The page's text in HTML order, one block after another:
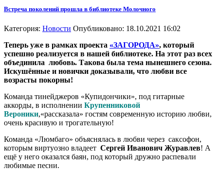
Встреча поколений прошла в библиотеке Молочного
Категория: Новости Опубликовано: 18.10.2021 16:02
Теперь уже в рамках проекта «ЗАГОРОДА», который
успешно реализуется в нашей библиотеке. На этот раз всех
объединила любовь. Такова была тема нынешнего сезона.
Искушённые и новички доказывали, что любви все
возрасты покорны!
Команда тинейджеров «Купидончики», под гитарные
аккорды, в исполнении Крупенниковой
Вероники,«рассказала» гостям современную историю любви,
очень красивую и трогательную!
Команда «Люмбаго» объяснялась в любви через саксофон,
которым виртуозно владеет Сергей Иванович Журавлев! А
ещё у него оказался баян, под который дружно распевали
любимые песни.